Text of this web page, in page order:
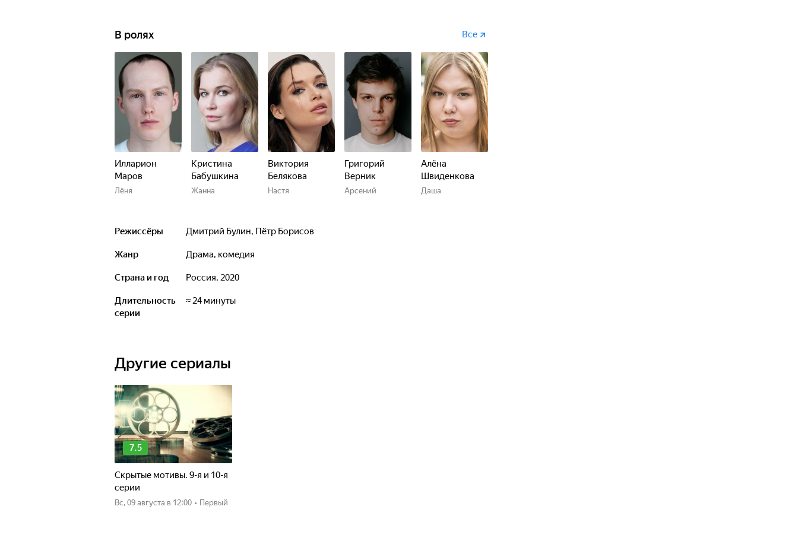
В ролях Все
Илларион
Маров
Лёня
Кристина
Бабушкина
Жанна
Виктория
Белякова
Настя
Григорий
Верник
Арсений
Алёна
Швиденкова
Даша
Режиссёры Дмитрий Булин, Пётр Борисов
Жанр драма, комедия
Страна и год Россия, 2020
Длительность
серии
≈ 24 минуты
Другие сериалы
7.5
Скрытые мотивы. 9-я и 10-я
серии
вс, 09 августа в 12:00 • Первый